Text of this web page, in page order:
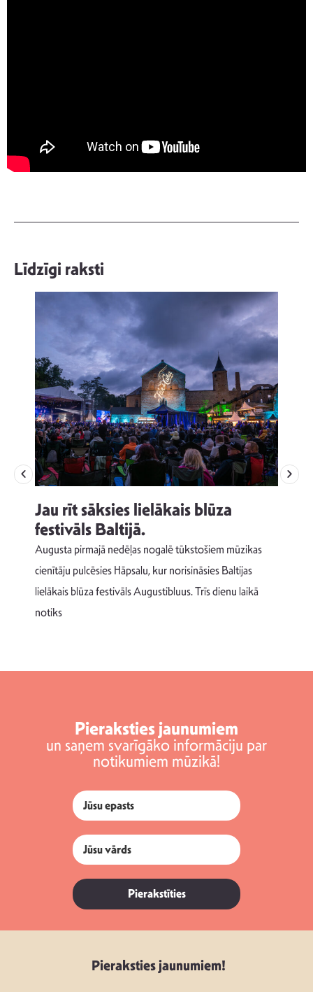
Līdzīgi raksti
Jau rīt sāksies lielākais blūza
festivāls Baltijā.
Augusta pirmajā nedēļas nogalē tūkstošiem mūzikas
cienītāju pulcēsies Hāpsalu, kur norisināsies Baltijas
lielākais blūza festivāls Augustibluus. Trīs dienu laikā
notiks
Pieraksties jaunumiem
un saņem svarīgāko informāciju par
notikumiem mūzikā!
Pierakstīties
Pieraksties jaunumiem!